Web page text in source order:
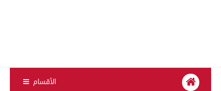
الأقسام